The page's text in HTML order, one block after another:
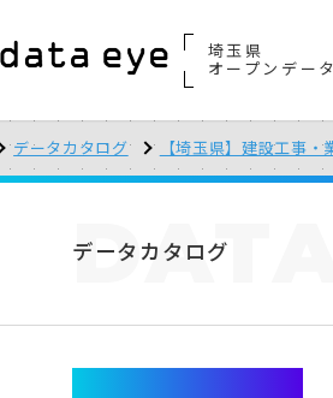
埼玉県
オープンデー
データカタログ 【埼玉県】建設工事
データカタログ
DATA